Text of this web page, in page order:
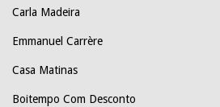
Carla Madeira
Emmanuel Carrère
Casa Matinas
Boitempo Com Desconto